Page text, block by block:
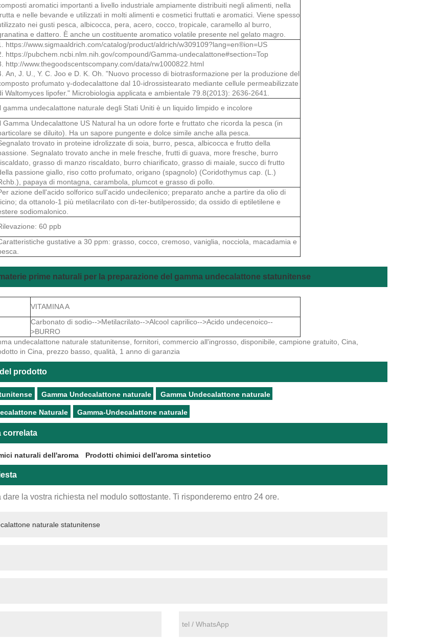
aromatici importanti a livello industriale ampiamente distribuiti negli alimenti, nella
e nelle bevande e utilizzati in molti alimenti e cosmetici fruttati e aromatici. Viene spesso
nei gusti pesca, albicocca, pera, acero, cocco, tropicale, caramello al burro,
e dattero. È anche un costituente aromatico volatile presente nel gelato magro.
https://www.sigmaaldrich.com/catalog/product/aldrich/w309109?lang=en®ion=US
https://pubchem.ncbi.nlm.nih.gov/compound/Gamma-undecalattone#section=Top
http://www.thegoodscentscompany.com/data/rw1000822.html
An, J. U., Y. C. Joo e D. K. Oh. "Nuovo processo di biotrasformazione per la produzione del
profumato γ-dodecalattone dal 10-idrossistearato mediante cellule permeabilizzate
Waltomyces lipofer." Microbiologia applicata e ambientale 79.8(2013): 2636-2641.
gamma undecalattone naturale degli Stati Uniti è un liquido limpido e incolore
Gamma Undecalattone US Natural ha un odore forte e fruttato che ricorda la pesca (in
se diluito). Ha un sapore pungente e dolce simile anche alla pesca.
trovato in proteine ​​idrolizzate di soia, burro, pesca, albicocca e frutto della
Segnalato trovato anche in mele fresche, frutti di guava, more fresche, burro
grasso di manzo riscaldato, burro chiarificato, grasso di maiale, succo di frutto
passione giallo, riso cotto profumato, origano (spagnolo) (Coridothymus cap. (L.)
papaya di montagna, carambola, plumcot e grasso di pollo.
azione dell'acido solforico sull'acido undecilenico; preparato anche a partire da olio di
da ottanolo-1 più metilacrilato con di-ter-butilperossido; da ossido di eptiletilene e
sodiomalonico.
60 ppb
gustative a 30 ppm: grasso, cocco, cremoso, vaniglia, nocciola, macadamia e
prime naturali per la preparazione del gamma undecalattone statunitense
VITAMINA A
Carbonato di sodio-->Metilacrilato-->Alcool caprilico-->Acido undecenoico--
>BURRO
undecalattone naturale statunitense, fornitori, commercio all'ingrosso, disponibile, campione gratuito, Cina,
in Cina, prezzo basso, qualità, 1 anno di garanzia
prodotto
Gamma Undecalattone naturale Gamma Undecalattone naturale
Naturale Gamma-Undecalattone naturale
correlata
naturali dell'aroma Prodotti chimici dell'aroma sintetico
dare la vostra richiesta nel modulo sottostante. Ti risponderemo entro 24 ore.